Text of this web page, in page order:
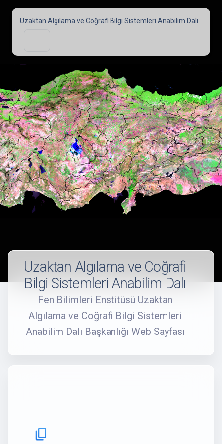
Uzaktan Algılama ve Coğrafi Bilgi Sistemleri Anabilim Dalı
Previous Next
Uzaktan Algılama ve Coğrafi
Bilgi Sistemleri Anabilim Dalı
Fen Bilimleri Enstitüsü Uzaktan
Algılama ve Coğrafi Bilgi Sistemleri
Anabilim Dalı Başkanlığı Web Sayfası
content_copy